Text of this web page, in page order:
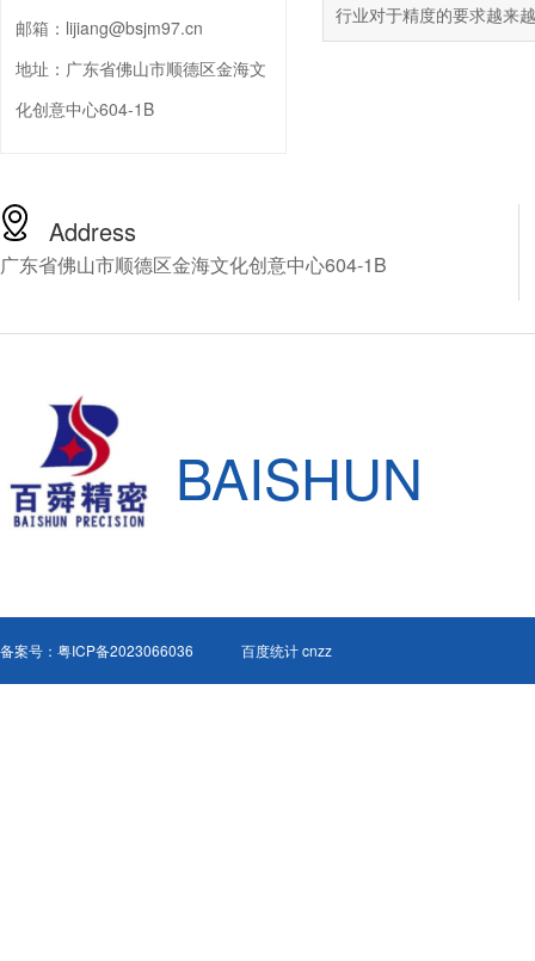
行业对于精度的要求越来
这台机床已经难以达到用
HES810-HSK A63，下面
邮箱： lijiang@bsjm97.cn
地址： 广东省佛山市顺德区金海文
化创意中心604-1B
Address
广东省佛山市顺德区金海文化创意中心604-1B
BAISHUN
备案号： 粤ICP备2023066036 百度统计 cnzz